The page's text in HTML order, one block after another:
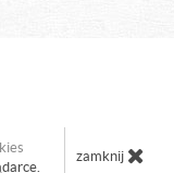
zamknij